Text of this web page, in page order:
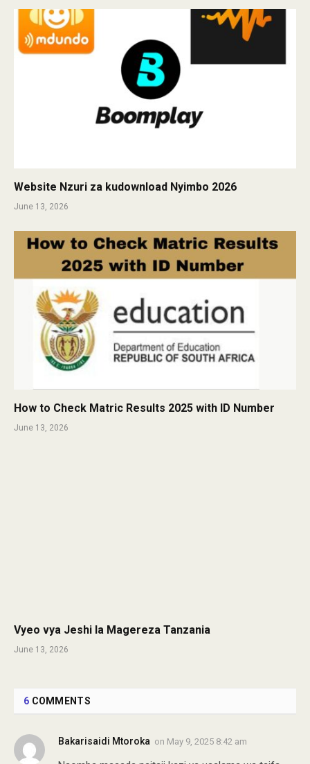
Website Nzuri za kudownload Nyimbo 2026
June 13, 2026
How to Check Matric Results 2025 with ID Number
June 13, 2026
Vyeo vya Jeshi la Magereza Tanzania
June 13, 2026
6 COMMENTS
Bakarisaidi Mtoroka on May 9, 2025 8:42 am